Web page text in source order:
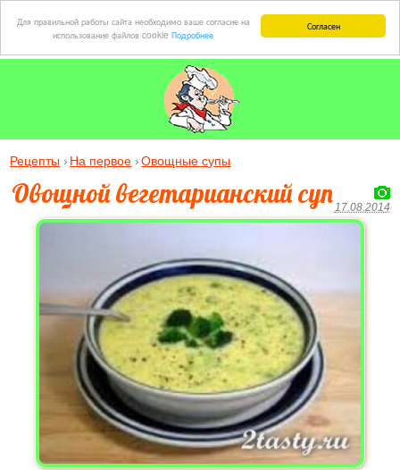
Согласен
Для правильной работы сайта необходимо ваше согласие на
использование файлов cookie Подробнее
Рецепты На первое Овощные супы
Овощной вегетарианский суп17.08.2014